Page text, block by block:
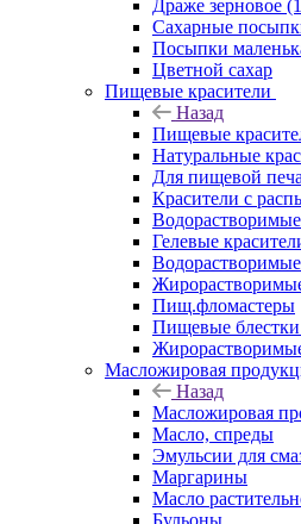
Драже зерновое
Сахарные
Посыпки
Цветной сахар
Пищевые красители
Назад
Пищевые
Натуральные
Для пищевой
Красители с
Гелевые
Пищ.фломастеры
Пищевые
Масложировая
Назад
Масложировая
Масло, спреды
Эмульсии для
Маргарины
Масло
Бульоны